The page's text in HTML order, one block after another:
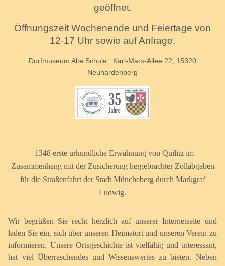
geöffnet.
Öffnungszeit Wochenende und Feiertage von
12-17 Uhr sowie auf Anfrage.
Dorfmuseum Alte Schule, Karl-Marx-Allee 22, 15320
Neuhardenberg
1348 erste urkundliche Erwähnung von Quilitz im
Zusammenhang mit der Zusicherung hergebrachter Zollabgaben
für die Straßenfahrt der Stadt Müncheberg durch Markgraf
Ludwig.
Wir begrüßen Sie recht herzlich auf unserer Internetseite und
laden Sie ein, sich über unseren Heimatort und unseren Verein zu
informieren. Unsere Ortsgeschichte ist vielfältig und interessant,
hat viel Überraschendes und Wissenswertes zu bieten. Neben